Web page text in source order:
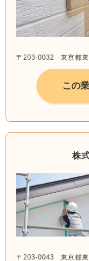
〒203-0032 東京都東
この
株
〒203-0043 東京都東